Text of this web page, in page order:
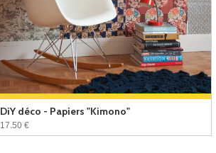
DiY déco - Papiers "Kimono"
17.50 €